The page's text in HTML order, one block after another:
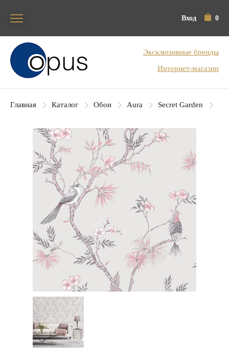
Вход 0
Блок поиска
Эксклюзивные бренды
Интернет-магазин
Главная Каталог Обои Aura Secret Garden